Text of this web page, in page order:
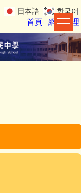
日本語
한국어
首頁
網站管理